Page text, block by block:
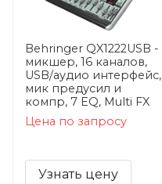
Behringer QX1222USB -
микшер, 16 каналов,
USB/аудио интерфейс,
мик предусил и
компр, 7 EQ, Multi FX
Цена по запросу
Узнать цену